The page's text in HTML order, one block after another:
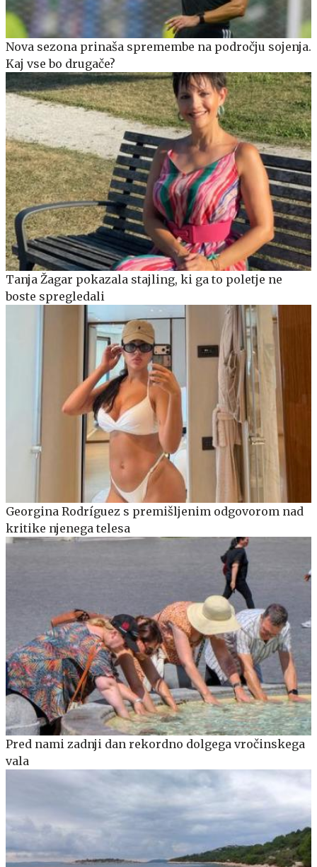
Nova sezona prinaša spremembe na področju sojenja.
Kaj vse bo drugače?
Tanja Žagar pokazala stajling, ki ga to poletje ne
boste spregledali
Georgina Rodríguez s premišljenim odgovorom nad
kritike njenega telesa
Pred nami zadnji dan rekordno dolgega vročinskega
vala